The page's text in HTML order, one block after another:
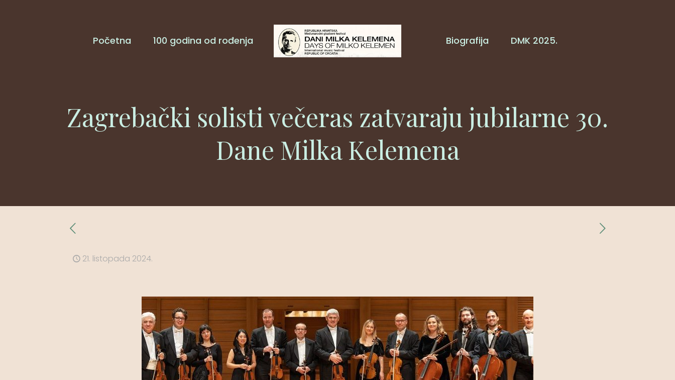
Početna 100 godina od rođenja Biografija DMK 2025.
Zagrebački solisti večeras zatvaraju jubilarne 30.
Dane Milka Kelemena
21. listopada 2024.